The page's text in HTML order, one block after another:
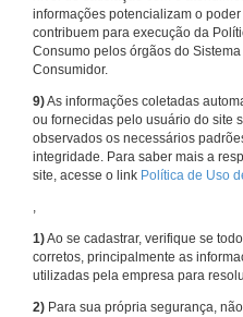
informações potencializam o
contribuem para execução da
Consumo pelos órgãos do
Consumidor.
9)As informações coletadas
ou fornecidas pelo usuário do site
observados os necessários
integridade. Para saber mais a
site, acesse o link Política de Uso
,
1)Ao se cadastrar, verifique se
corretos, principalmente as
utilizadas pela empresa para
2) Para sua própria segurança,